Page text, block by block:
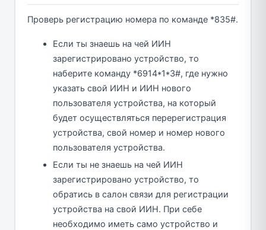
Проверь регистрацию номера по команде *835#.
Если ты знаешь на чей ИИН
зарегистрировано устройство, то
наберите команду *6914*1*3#, где нужно
указать свой ИИН и ИИН нового
пользователя устройства, на который
будет осуществляться перерегистрация
устройства, свой номер и номер нового
пользователя устройства.
Если ты не знаешь на чей ИИН
зарегистрировано устройство, то
обратись в салон связи для регистрации
устройства на свой ИИН. При себе
необходимо иметь само устройство и